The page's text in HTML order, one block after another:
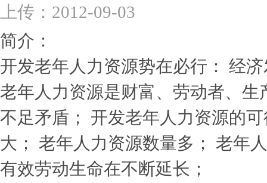
上传：2012-09-03
简介：
开发老年人力资源势在必行： 经
老年人力资源是财富、劳动者、生
不足矛盾； 开发老年人力资源的
大； 老年人力资源数量多； 老年
有效劳动生命在不断延长；